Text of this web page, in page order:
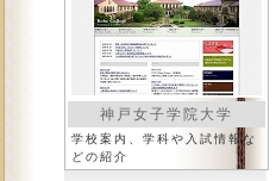
神戸女子学院大学
学校案内、学科や入試情報な
どの紹介